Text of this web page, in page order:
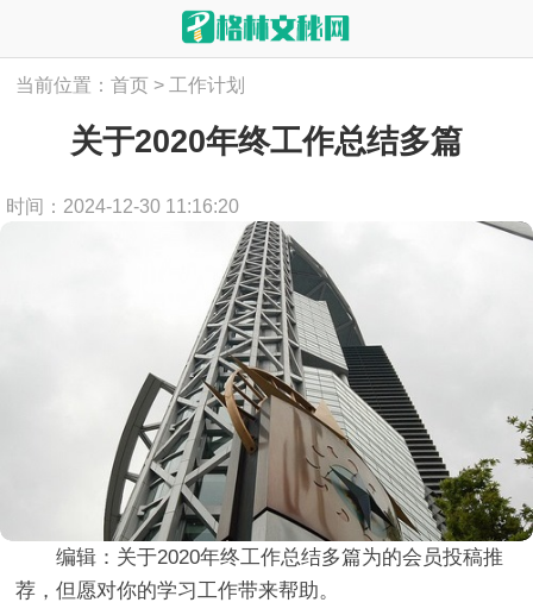
当前位置：首页 > 工作计划
关于2020年终工作总结多篇
时间：2024-12-30 11:16:20
编辑：关于2020年终工作总结多篇为的会员投稿推
荐，但愿对你的学习工作带来帮助。